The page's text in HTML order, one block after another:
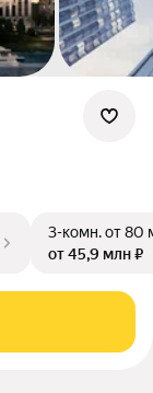
3-комн.от 80
от 45,9 млн ₽